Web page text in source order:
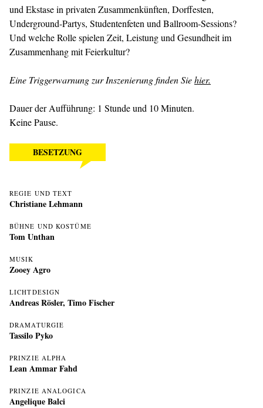
BESETZUNG
REGIE UND TEXT
Christiane Lehmann
BÜHNE UND KOSTÜME
Tom Unthan
MUSIK
Zooey Agro
LICHTDESIGN
Andreas Rösler, Timo Fischer
DRAMATURGIE
Tassilo Pyko
PRINZIE ALPHA
Lean Ammar Fahd
PRINZIE ANALOGICA
Angelique Balci
und Ekstase in privaten Zusammenkünften, Dorffesten,
Underground-Partys, Studentenfeten und Ballroom-Sessions?
Und welche Rolle spielen Zeit, Leistung und Gesundheit im
Zusammenhang mit Feierkultur?
Eine Triggerwarnung zur Inszenierung finden Siehier.
Dauer der Aufführung: 1 Stunde und 10 Minuten.
Keine Pause.